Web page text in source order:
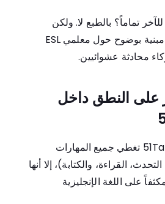
تماماً؟ بالطبع لا. ولكن
كنظام، فإن 51Talk مبنية بوضوح حول معلمي ESL
محادثة عشوائيين.
على النطق داخل
على الرغم من أن 51Talk تغطي جميع المهارات
القراءة، والكتابة)، إلا أنها
على اللغة الإنجليزية